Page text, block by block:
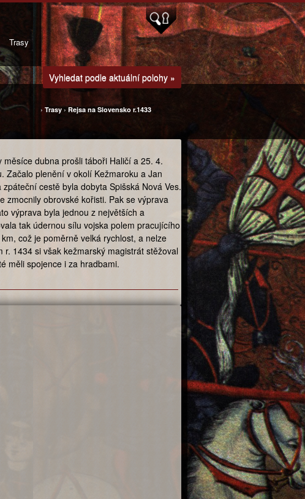
Trasy
Vyhledat podle aktuální polohy »
› Trasy ›Rejsa na Slovensko r.1433
dubna prošli táboři Haličí a 25. 4.
Začalo plenění v okolí Kežmaroku a Jan
cestě byla dobyta Spišská Nová Ves.
zmocnily obrovské kořisti. Pak se výprava
výprava byla jednou z největších a
tak údernou sílu vojska polem pracujícího
což je poměrně velká rychlost, a nelze
1434 si však kežmarský magistrát stěžoval
měli spojence i za hradbami.